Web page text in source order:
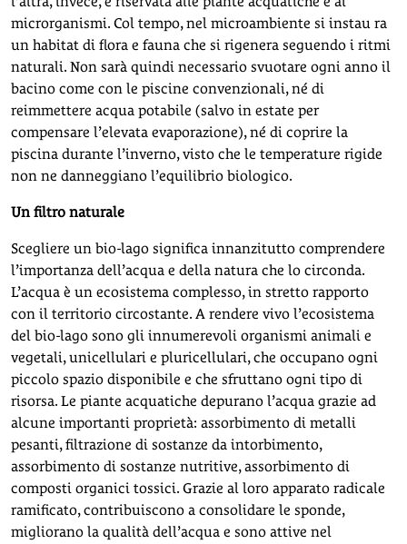
microrganismi. Col tempo, nel microambiente si instau ra
un habitat di flora e fauna che si rigenera seguendo i ritmi
naturali. Non sarà quindi necessario svuotare ogni anno il
bacino come con le piscine convenzionali, né di
reimmettere acqua potabile (salvo in estate per
compensare l’elevata evaporazione), né di coprire la
piscina durante l’inverno, visto che le temperature rigide
non ne danneggiano l’equilibrio biologico.
Un filtro naturale
Scegliere un bio-lago significa innanzitutto comprendere
l’importanza dell’acqua e della natura che lo circonda.
L’acqua è un ecosistema complesso, in stretto rapporto
con il territorio circostante. A rendere vivo l’ecosistema
del bio-lago sono gli innumerevoli organismi animali e
vegetali, unicellulari e pluricellulari, che occupano ogni
piccolo spazio disponibile e che sfruttano ogni tipo di
risorsa. Le piante acquatiche depurano l’acqua grazie ad
alcune importanti proprietà: assorbimento di metalli
pesanti, filtrazione di sostanze da intorbimento,
assorbimento di sostanze nutritive, assorbimento di
composti organici tossici. Grazie al loro apparato radicale
ramificato, contribuiscono a consolidare le sponde,
migliorano la qualità dell’acqua e sono attive nel